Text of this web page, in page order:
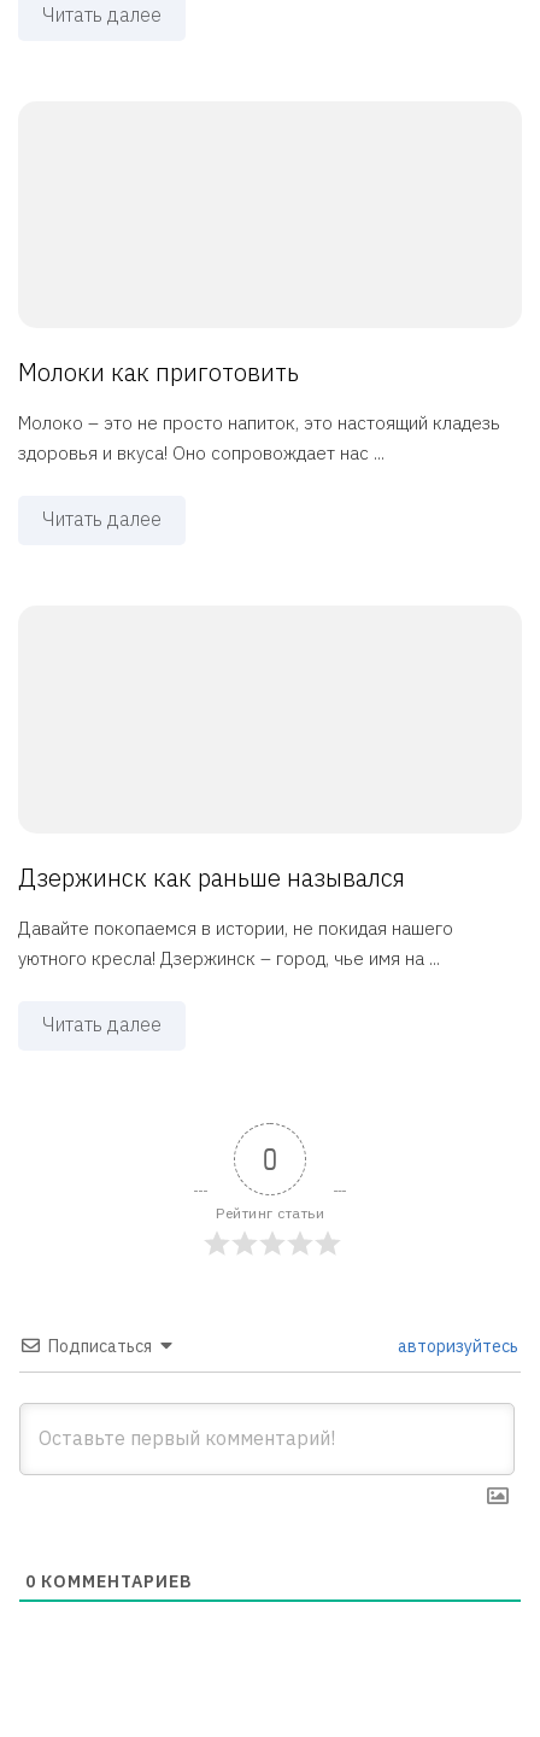
Читать далее
Молоки как приготовить
Молоко – это не просто напиток, это настоящий кладезь
здоровья и вкуса! Оно сопровождает нас ...
Читать далее
Дзержинск как раньше назывался
Давайте покопаемся в истории, не покидая нашего
уютного кресла! Дзержинск – город, чье имя на ...
Читать далее
0
Рейтинг статьи
Подписаться авторизуйтесь
0 КОММЕНТАРИЕВ